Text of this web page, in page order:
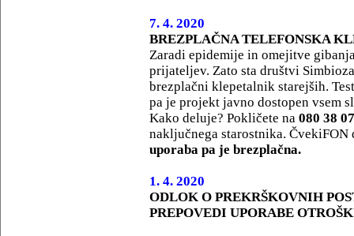
7. 4. 2020
BREZPLAČNA TELEFONSKA
Zaradi epidemije in omejitve
prijateljev. Zato sta društvi
brezplačni klepetalnik starejših.
pa je projekt javno dostopen vsem
Kako deluje? Pokličete na 080 38 07
naključnega starostnika.
uporaba pa je brezplačna.
1. 4. 2020
ODLOK O PREKRŠKOVNIH
PREPOVEDI UPORABE